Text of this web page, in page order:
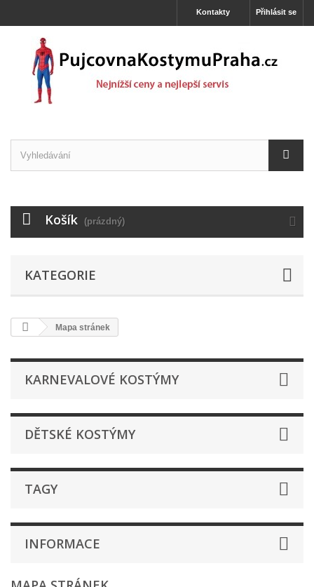
Přihlásit se
Kontakty
Košík (prázdný)
KATEGORIE
Mapa stránek
KARNEVALOVÉ KOSTÝMY
DĚTSKÉ KOSTÝMY
TAGY
INFORMACE